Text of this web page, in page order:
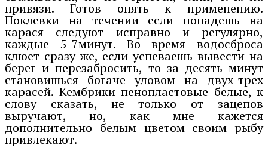
привязи. Готов опять к применению.
Поклевки на течении если попадешь на
карася следуют исправно и регулярно,
каждые 5-7минут. Во время водосброса
клюет сразу же, если успеваешь вывести на
берег и перезабросить, то за десять минут
становишься богаче уловом на двух-трех
карасей. Кембрики пенопластовые белые, к
слову сказать, не только от зацепов
выручают, но, как мне кажется
дополнительно белым цветом своим рыбу
привлекают.